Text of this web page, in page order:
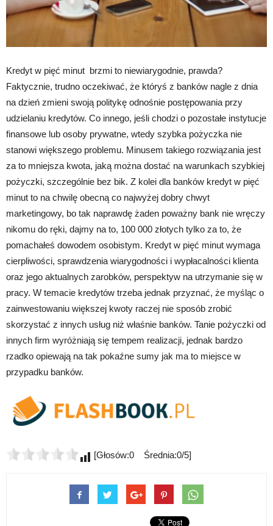
Kredyt w pięć minut brzmi to niewiarygodnie, prawda?
Faktycznie, trudno oczekiwać, że któryś z banków nagle z dnia
na dzień zmieni swoją politykę odnośnie postępowania przy
udzielaniu kredytów. Co innego, jeśli chodzi o pozostałe instytucje
finansowe lub osoby prywatne, wtedy szybka pożyczka nie
stanowi większego problemu. Minusem takiego rozwiązania jest
za to mniejsza kwota, jaką można dostać na warunkach szybkiej
pożyczki, szczególnie bez bik. Z kolei dla banków kredyt w pięć
minut to na chwilę obecną co najwyżej dobry chwyt
marketingowy, bo tak naprawdę żaden poważny bank nie wręczy
nikomu do ręki, dajmy na to, 100 000 złotych tylko za to, że
pomachałeś dowodem osobistym. Kredyt w pięć minut wymaga
cierpliwości, sprawdzenia wiarygodności i wypłacalności klienta
oraz jego aktualnych zarobków, perspektyw na utrzymanie się w
pracy. W temacie kredytów trzeba jednak przyznać, że myśląc o
zainwestowaniu większej kwoty raczej nie sposób zrobić
skorzystać z innych usług niż właśnie banków. Tanie pożyczki od
innych firm wyróżniają się tempem realizacji, jednak bardzo
rzadko opiewają na tak pokaźne sumy jak ma to miejsce w
przypadku banków.
[Głosów:0 Średnia:0/5]